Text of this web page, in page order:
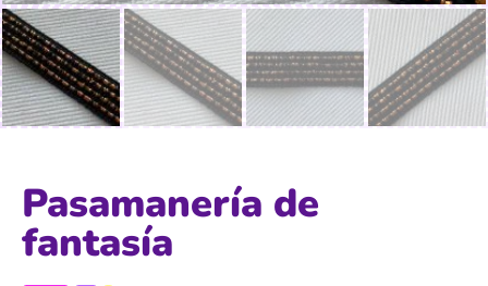
Pasamanería de
fantasía